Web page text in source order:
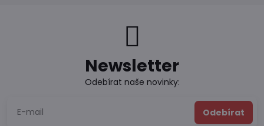
Newsletter
Odebírat naše novinky:
Odebírat